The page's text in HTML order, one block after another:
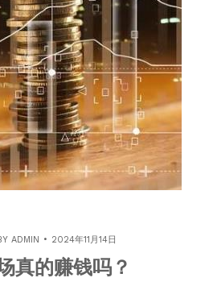
ADMIN 2024年11月14日
真的赚钱吗？